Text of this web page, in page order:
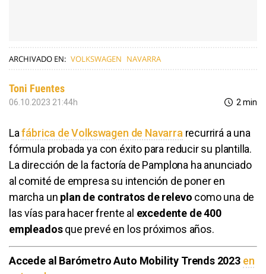
ARCHIVADO EN: VOLKSWAGEN NAVARRA
Toni Fuentes
06.10.2023 21:44h 2 min
Lafábrica de Volkswagen de Navarra recurrirá a una
fórmula probada ya con éxito para reducir su plantilla.
La dirección de la factoría de Pamplona ha anunciado
al comité de empresa su intención de poner en
marcha un plan de contratos de relevo como una de
las vías para hacer frente al excedente de 400
empleadosque prevé en los próximos años.
Accede al Barómetro Auto Mobility Trends 2023 en